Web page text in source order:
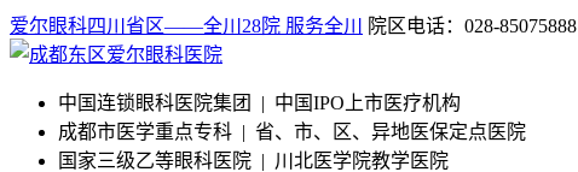
爱尔眼科四川省区——全川28院 服务全川 院区电话：028-85075888
中国连锁眼科医院集团 | 中国IPO上市医疗机构
成都市医学重点专科 | 省、市、区、异地医保定点医院
国家三级乙等眼科医院 | 川北医学院教学医院